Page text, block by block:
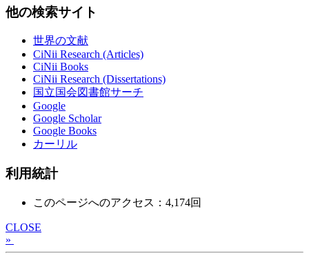
他の検索サイト
世界の文献
CiNii Research (Articles)
CiNii Books
CiNii Research (Dissertations)
国立国会図書館サーチ
Google
Google Scholar
Google Books
カーリル
利用統計
このページへのアクセス：4,174回
CLOSE
»